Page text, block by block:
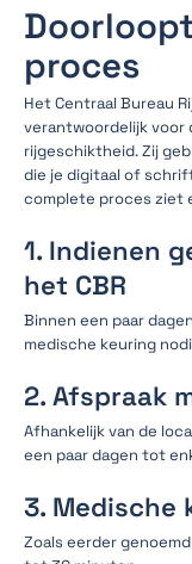
proces
Het Centraal Bureau
verantwoordelijk voor
rijgeschiktheid. Zij
die je digitaal of
complete proces ziet
1. Indienen
het CBR
Binnen een paar
medische keuring
2. Afspraak
Afhankelijk van de
een paar dagen tot
3. Medische
Zoals eerder